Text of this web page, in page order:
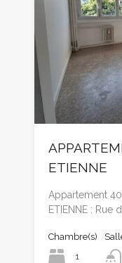
ETIENNE
Appartement
ETIENNE : Rue
Chambre(s)
1